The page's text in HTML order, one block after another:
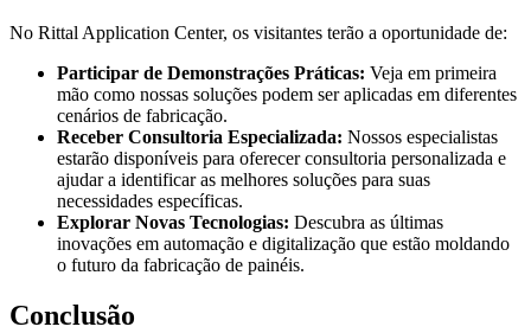
No Rittal Application Center, os visitantes terão a oportunidade de:
Participar de Demonstrações Práticas: Veja em primeira
mão como nossas soluções podem ser aplicadas em diferentes
cenários de fabricação.
Receber Consultoria Especializada: Nossos especialistas
estarão disponíveis para oferecer consultoria personalizada e
ajudar a identificar as melhores soluções para suas
necessidades específicas.
Explorar Novas Tecnologias: Descubra as últimas
inovações em automação e digitalização que estão moldando
o futuro da fabricação de painéis.
Conclusão